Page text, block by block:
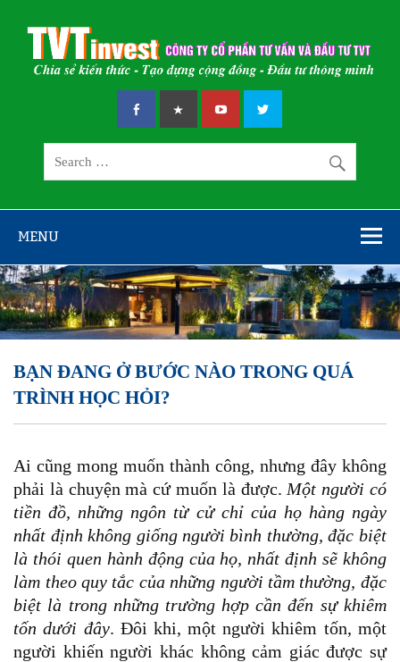
content
CÔNG TY CỔ
PHẦN TƯ VẤN
VÀ ĐẦU TƯ
TVT
Chia sẻ kiến thức – Tạo dựng cộng đồng – Đầu tư thông minh
MENU
BẠN ĐANG Ở BƯỚC NÀO TRONG QUÁ
TRÌNH HỌC HỎI?
Ai cũng mong muốn thành công, nhưng đây không
phải là chuyện mà cứ muốn là được. Một người có
tiền đồ, những ngôn từ cử chỉ của họ hàng ngày
nhất định không giống người bình thường, đặc biệt
là thói quen hành động của họ, nhất định sẽ không
làm theo quy tắc của những người tầm thường, đặc
biệt là trong những trường hợp cần đến sự khiêm
tốn dưới đây. Đôi khi, một người khiêm tốn, một
người khiến người khác không cảm giác được sự